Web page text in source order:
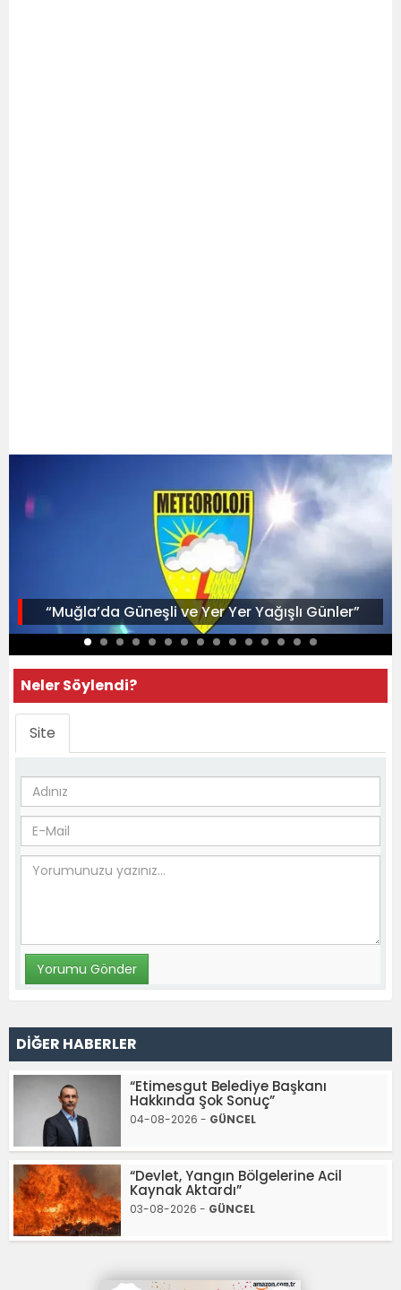
“Muğla’da Güneşli ve Yer Yer Yağışlı Günler”
Neler Söylendi?
Site
DİĞER HABERLER
“Etimesgut Belediye Başkanı
Hakkında Şok Sonuç”
04-08-2026 - GÜNCEL
“Devlet, Yangın Bölgelerine Acil
Kaynak Aktardı”
03-08-2026 - GÜNCEL